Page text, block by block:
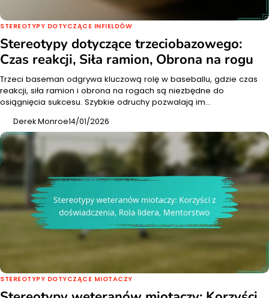
STEREOTYPY DOTYCZĄCE INFIELDÓW
Stereotypy dotyczące trzeciobazowego:
Czas reakcji, Siła ramion, Obrona na rogu
Trzeci baseman odgrywa kluczową rolę w baseballu, gdzie czas
reakcji, siła ramion i obrona na rogach są niezbędne do
osiągnięcia sukcesu. Szybkie odruchy pozwalają im…
Derek Monroe14/01/2026
STEREOTYPY DOTYCZĄCE MIOTACZY